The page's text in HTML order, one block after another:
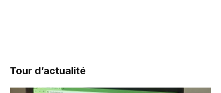
Tour d’actualité